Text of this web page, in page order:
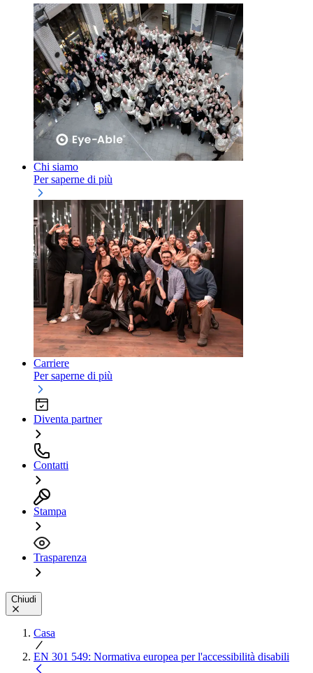
Chi siamo
Per saperne di più
Carriere
Per saperne di più
Diventa partner
Contatti
Stampa
Trasparenza
Chiudi
Casa
EN 301 549: Normativa europea per l'accessibilità disabili